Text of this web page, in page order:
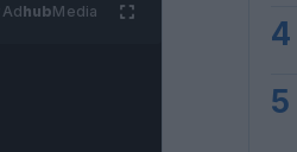
AdhubMedia
4
5